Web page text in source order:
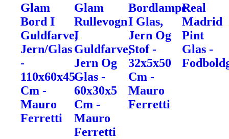
Glam
Bord I
Guldfarve,
Jern/Glas
-
110x60x45
Cm -
Mauro
Ferretti
Glam
Rullevogn
I
Guldfarve,
Jern Og
Glas -
60x30x5
Cm -
Mauro
Ferretti
Bordlampe
I Glas,
Jern Og
Stof -
32x5x50
Cm -
Mauro
Ferretti
Real
Madrid
Pint
Glas -